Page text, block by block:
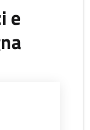
e